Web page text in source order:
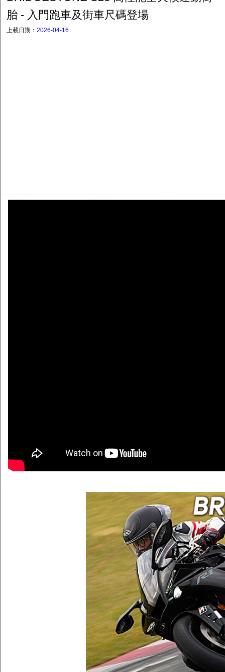
胎 - 入門跑車及街車尺碼登場
上載日期： 2026-04-16